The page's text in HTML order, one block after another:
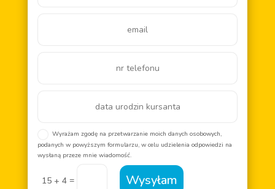
Wyrażam zgodę na przetwarzanie moich danych osobowych,
podanych w powyższym formularzu, w celu udzielenia odpowiedzi na
wysłaną przeze mnie wiadomość.
15 + 4= Wysyłam